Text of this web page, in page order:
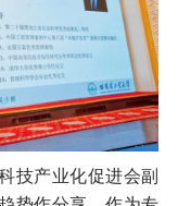
产业化促进会副